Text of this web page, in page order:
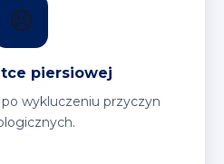
😣
piersiowej
wykluczeniu przyczyn